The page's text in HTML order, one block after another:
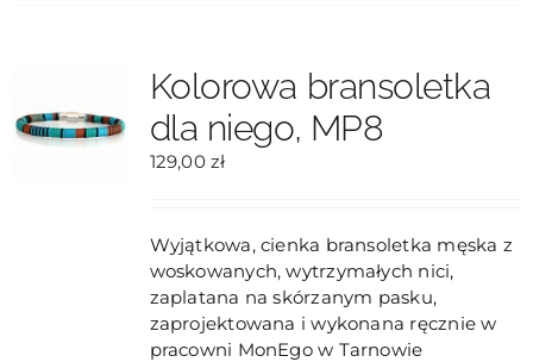
można
wybrać
na
Kolorowa bransoletka
dla niego, MP8
129,00zł
Wyjątkowa, cienka bransoletka męska z
woskowanych, wytrzymałych nici,
zaplatana na skórzanym pasku,
zaprojektowana i wykonana ręcznie w
pracowni MonEgo w Tarnowie